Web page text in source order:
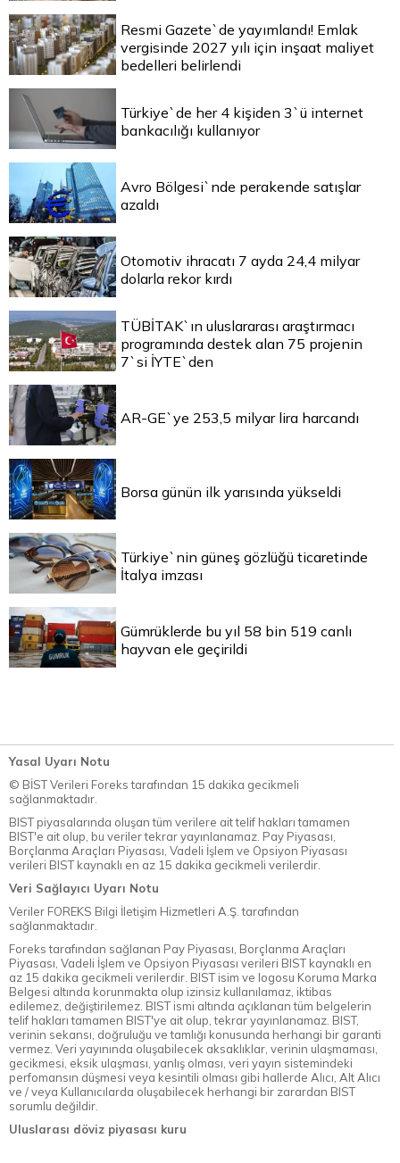
Resmi Gazete`de yayımlandı! Emlak
vergisinde 2027 yılı için inşaat maliyet
bedelleri belirlendi
Türkiye`de her 4 kişiden 3`ü internet
bankacılığı kullanıyor
Avro Bölgesi`nde perakende satışlar
azaldı
Otomotiv ihracatı 7 ayda 24,4 milyar
dolarla rekor kırdı
TÜBİTAK`ın uluslararası araştırmacı
programında destek alan 75 projenin
7`si İYTE`den
AR-GE`ye 253,5 milyar lira harcandı
Borsa günün ilk yarısında yükseldi
Türkiye`nin güneş gözlüğü ticaretinde
İtalya imzası
Gümrüklerde bu yıl 58 bin 519 canlı
hayvan ele geçirildi
Yasal Uyarı Notu
© BİST Verileri Foreks tarafından 15 dakika gecikmeli
sağlanmaktadır.
BIST piyasalarında oluşan tüm verilere ait telif hakları tamamen
BIST'e ait olup, bu veriler tekrar yayınlanamaz. Pay Piyasası,
Borçlanma Araçları Piyasası, Vadeli İşlem ve Opsiyon Piyasası
verileri BIST kaynaklı en az 15 dakika gecikmeli verilerdir.
Veri Sağlayıcı Uyarı Notu
Veriler FOREKS Bilgi İletişim Hizmetleri A.Ş. tarafından
sağlanmaktadır.
Foreks tarafından sağlanan Pay Piyasası, Borçlanma Araçları
Piyasası, Vadeli İşlem ve Opsiyon Piyasası verileri BIST kaynaklı en
az 15 dakika gecikmeli verilerdir. BIST isim ve logosu Koruma Marka
Belgesi altında korunmakta olup izinsiz kullanılamaz, iktibas
edilemez, değiştirilemez. BIST ismi altında açıklanan tüm belgelerin
telif hakları tamamen BIST'ye ait olup, tekrar yayınlanamaz. BIST,
verinin sekansı, doğruluğu ve tamlığı konusunda herhangi bir garanti
vermez. Veri yayınında oluşabilecek aksaklıklar, verinin ulaşmaması,
gecikmesi, eksik ulaşması, yanlış olması, veri yayın sistemindeki
perfomansın düşmesi veya kesintili olması gibi hallerde Alıcı, Alt Alıcı
ve / veya Kullanıcılarda oluşabilecek herhangi bir zarardan BIST
sorumlu değildir.
Uluslarası döviz piyasası kuru